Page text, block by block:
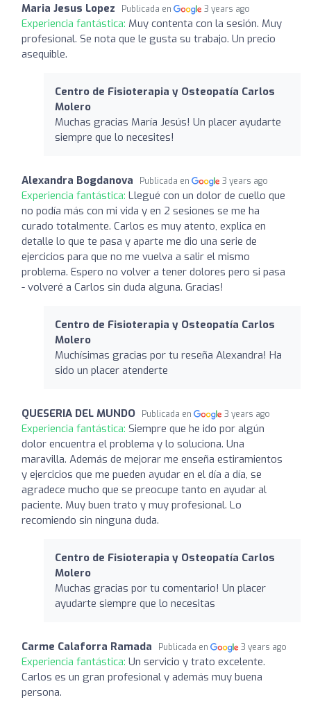
Maria Jesus Lopez Publicada en 3 years ago
Experiencia fantástica: Muy contenta con la sesión. Muy
profesional. Se nota que le gusta su trabajo. Un precio
asequible.
Centro de Fisioterapia y Osteopatía Carlos
Molero
Muchas gracias María Jesús! Un placer ayudarte
siempre que lo necesites!
Alexandra Bogdanova Publicada en 3 years ago
Experiencia fantástica: Llegué con un dolor de cuello que
no podía más con mi vida y en 2 sesiones se me ha
curado totalmente. Carlos es muy atento, explica en
detalle lo que te pasa y aparte me dio una serie de
ejercicios para que no me vuelva a salir el mismo
problema. Espero no volver a tener dolores pero si pasa
- volveré a Carlos sin duda alguna. Gracias!
Centro de Fisioterapia y Osteopatía Carlos
Molero
Muchísimas gracias por tu reseña Alexandra! Ha
sido un placer atenderte
QUESERIA DEL MUNDO Publicada en 3 years ago
Experiencia fantástica: Siempre que he ido por algún
dolor encuentra el problema y lo soluciona. Una
maravilla. Además de mejorar me enseña estiramientos
y ejercicios que me pueden ayudar en el día a día, se
agradece mucho que se preocupe tanto en ayudar al
paciente. Muy buen trato y muy profesional. Lo
recomiendo sin ninguna duda.
Centro de Fisioterapia y Osteopatía Carlos
Molero
Muchas gracias por tu comentario! Un placer
ayudarte siempre que lo necesitas
Carme Calaforra Ramada Publicada en 3 years ago
Experiencia fantástica: Un servicio y trato excelente.
Carlos es un gran profesional y además muy buena
persona.